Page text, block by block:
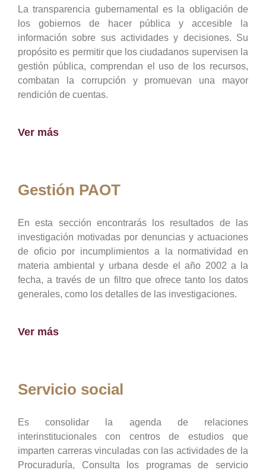
La transparencia gubernamental es la obligación de
los gobiernos de hacer pública y accesible la
información sobre sus actividades y decisiones. Su
propósito es permitir que los ciudadanos supervisen la
gestión pública, comprendan el uso de los recursos,
combatan la corrupción y promuevan una mayor
rendición de cuentas.
Ver más
Gestión PAOT
En esta sección encontrarás los resultados de las
investigación motivadas por denuncias y actuaciones
de oficio por incumplimientos a la normatividad en
materia ambiental y urbana desde el año 2002 a la
fecha, a través de un filtro que ofrece tanto los datos
generales, como los detalles de las investigaciones.
Ver más
Servicio social
Es consolidar la agenda de relaciones
interinstitucionales con centros de estudios que
imparten carreras vinculadas con las actividades de la
Procuraduría, Consulta los programas de servicio